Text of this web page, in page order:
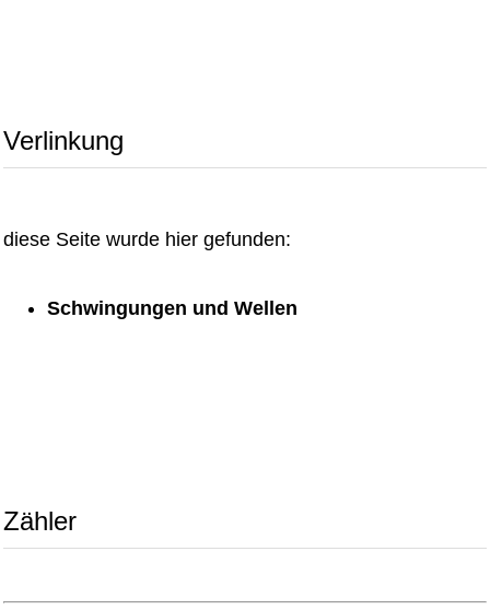
Verlinkung
diese Seite wurde hier gefunden:
Schwingungen und Wellen
Zähler